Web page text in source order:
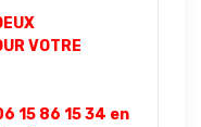
VOTRE
15 86 15 34 en